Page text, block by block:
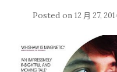
Posted on 12 月 27,